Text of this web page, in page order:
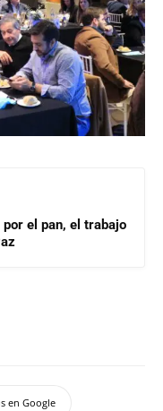
el pan, el trabajo
en Google